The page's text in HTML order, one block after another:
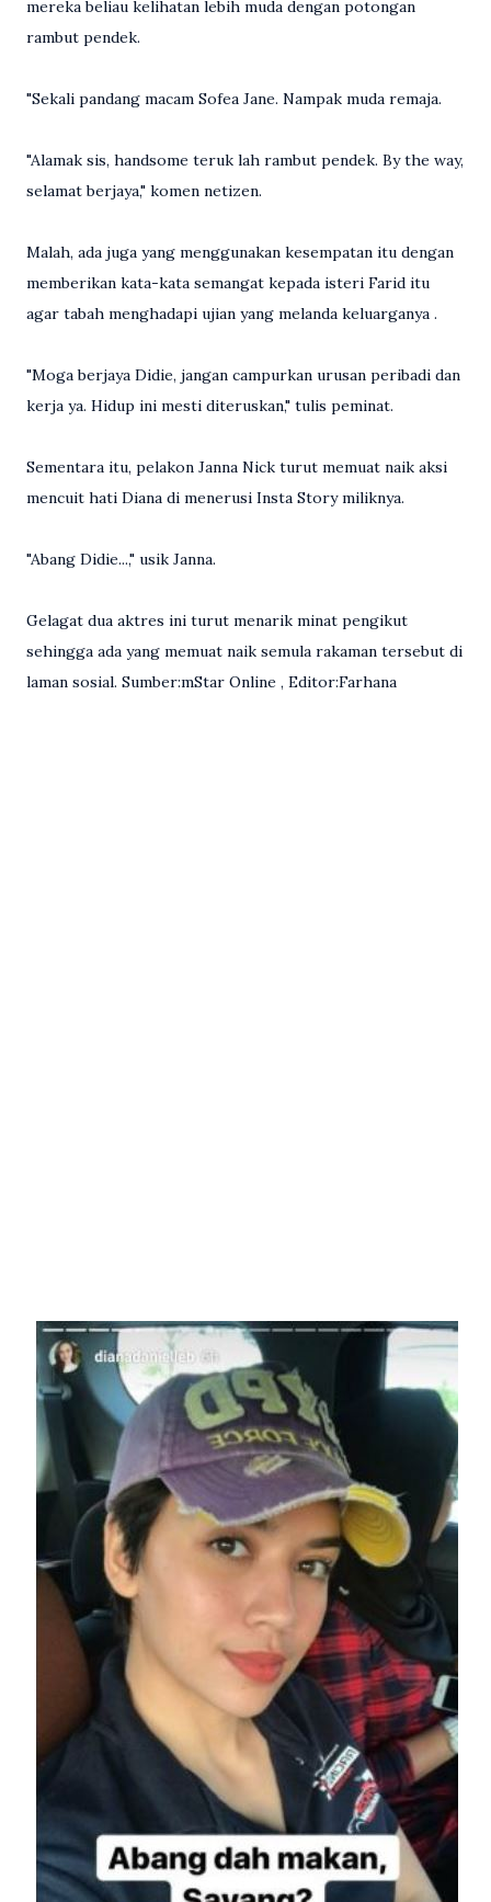
mereka beliau kelihatan lebih muda dengan potongan
rambut pendek.
"Sekali pandang macam Sofea Jane. Nampak muda remaja.
"Alamak sis, handsome teruk lah rambut pendek. By the way,
selamat berjaya," komen netizen.
Malah, ada juga yang menggunakan kesempatan itu dengan
memberikan kata-kata semangat kepada isteri Farid itu
agar tabah menghadapi ujian yang melanda keluarganya .
"Moga berjaya Didie, jangan campurkan urusan peribadi dan
kerja ya. Hidup ini mesti diteruskan," tulis peminat.
Sementara itu, pelakon Janna Nick turut memuat naik aksi
mencuit hati Diana di menerusi Insta Story miliknya.
"Abang Didie...," usik Janna.
Gelagat dua aktres ini turut menarik minat pengikut
sehingga ada yang memuat naik semula rakaman tersebut di
laman sosial. Sumber:mStar Online , Editor:Farhana